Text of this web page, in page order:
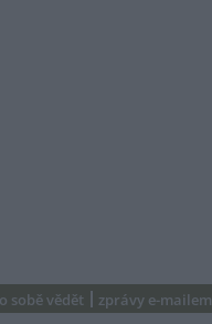
sobě vědět zprávy e-mailem